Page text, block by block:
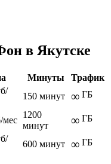
в Якутске
Минуты
Трафик
150 минут ∞ ГБ
мес
1200
минут
∞ ГБ
600 минут ∞ ГБ